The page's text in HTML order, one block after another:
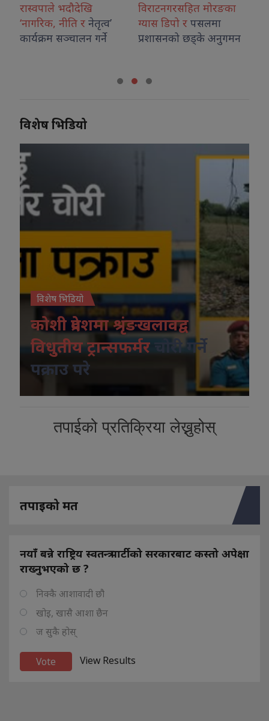
नेतृत्व’
गर्ने
विराटनगरसहित मोरङका
ग्यास डिपो र
पसलमा
प्रशासनको छड्के अनुगमन
आदिवासी
विशिष्ट पहिचान र
नेपालको राष्ट्रिय
विशेष भिडियो
विशेष भिडियो
कोशी प्रदेशमा श्रृंङखलावद्व
विधुतीय ट्रान्सफर्मर
चोरी गर्ने
पक्राउ परे
तपाईको प्रतिक्रिया लेख्नुहोस्
तपाइको मत
नयाँ बन्ने राष्ट्रिय स्वतन्त्र पार्टीको सरकारबाट कस्तो अपेक्षा
राख्नुभएको छ ?
निक्कै आशावादी छौ
खोइ, खासै आशा छैन
ज सुकै होस्
View Results